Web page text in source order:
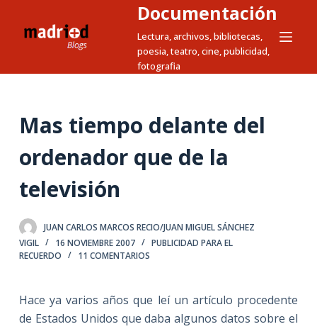
t
o
e
n
d
Documentación
Lectura, archivos, bibliotecas,
poesia, teatro, cine, publicidad,
fotografia
Mas tiempo delante del
ordenador que de la
televisión
JUAN CARLOS MARCOS RECIO/JUAN MIGUEL SÁNCHEZ
VIGIL
16 NOVIEMBRE 2007
PUBLICIDAD PARA EL
RECUERDO
11 COMENTARIOS
Hace ya varios años que leí un artículo procedente
de Estados Unidos que daba algunos datos sobre el